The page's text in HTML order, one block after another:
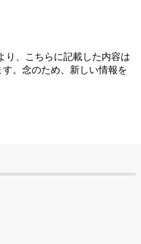
、こちらに記載した内容は
。念のため、新しい情報を